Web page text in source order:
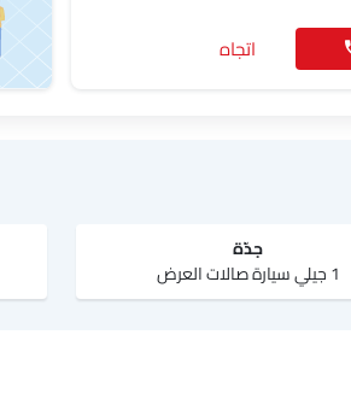
اتجاه
جدّة
1 جيلي سيارة صالات العرض